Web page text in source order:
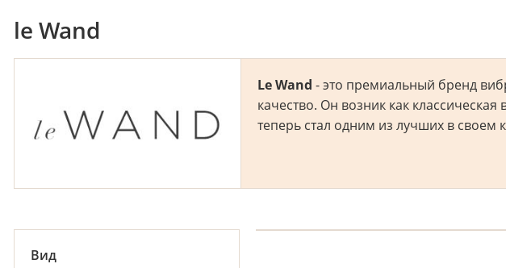
le Wand
Le Wand - это премиальный бренд
качество. Он возник как
теперь стал одним из лучших в своем
Вид